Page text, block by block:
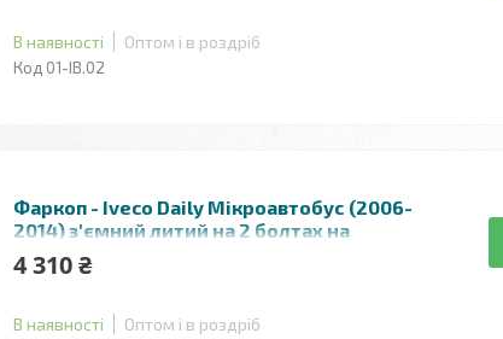
В наявності Оптом і в роздріб
01-ІВ.02
Фаркоп - Iveco Daily Мікроавтобус (2006-
2014) з'ємний литий на 2 болтах на
пластині
4 310 ₴
В наявності Оптом і в роздріб